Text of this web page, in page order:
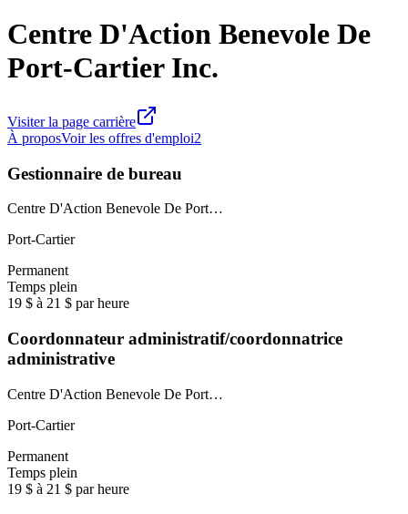
Centre D'Action Benevole De
Port-Cartier Inc.
Visiter la page carrière
À proposVoir les offres d'emploi2
Gestionnaire de bureau
Centre D'Action Benevole De Port…
Port-Cartier
Permanent
Temps plein
19 $ à 21 $ par heure
Coordonnateur administratif/coordonnatrice
administrative
Centre D'Action Benevole De Port…
Port-Cartier
Permanent
Temps plein
19 $ à 21 $ par heure